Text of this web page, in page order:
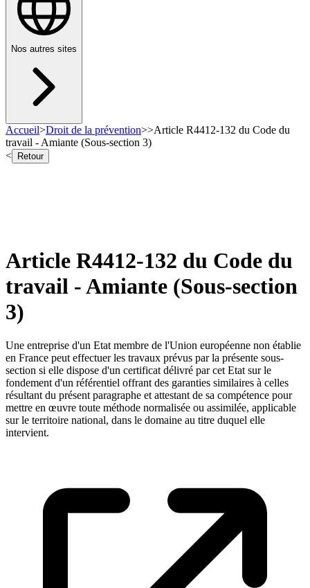
Nos autres sites
Accueil>Droit de la prévention>>Article R4412-132 du Code du
travail - Amiante (Sous-section 3)
<
Retour
Article R4412-132 du Code du
travail - Amiante (Sous-section
3)
Une entreprise d'un Etat membre de l'Union européenne non établie
en France peut effectuer les travaux prévus par la présente sous-
section si elle dispose d'un certificat délivré par cet Etat sur le
fondement d'un référentiel offrant des garanties similaires à celles
résultant du présent paragraphe et attestant de sa compétence pour
mettre en œuvre toute méthode normalisée ou assimilée, applicable
sur le territoire national, dans le domaine au titre duquel elle
intervient.